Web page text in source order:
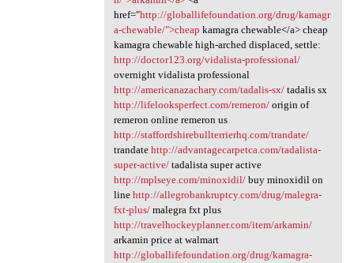
href="http://globallifefoundation.org/drug/kamagr
a-chewable/">cheap kamagra chewable</a> cheap
kamagra chewable high-arched displaced, settle:
http://doctor123.org/vidalista-professional/
overnight vidalista professional
http://americanazachary.com/tadalis-sx/tadalis sx
http://lifelooksperfect.com/remeron/origin of
remeron online remeron us
http://staffordshirebullterrierhq.com/trandate/
trandate http://advantagecarpetca.com/tadalista-
super-active/tadalista super active
http://mplseye.com/minoxidil/buy minoxidil on
line http://allegrobankruptcy.com/drug/malegra-
fxt-plus/malegra fxt plus
http://travelhockeyplanner.com/item/arkamin/
arkamin price at walmart
http://globallifefoundation.org/drug/kamagra-